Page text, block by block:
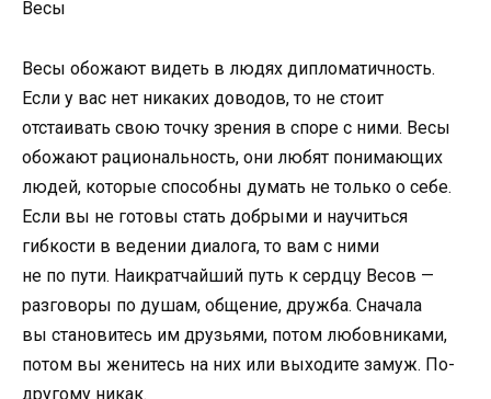
Весы
Весы обожают видеть в людях дипломатичность.
Если у вас нет никаких доводов, то не стоит
отстаивать свою точку зрения в споре с ними. Весы
обожают рациональность, они любят понимающих
людей, которые способны думать не только о себе.
Если вы не готовы стать добрыми и научиться
гибкости в ведении диалога, то вам с ними
не по пути. Наикратчайший путь к сердцу Весов —
разговоры по душам, общение, дружба. Сначала
вы становитесь им друзьями, потом любовниками,
потом вы женитесь на них или выходите замуж. По-
другому никак.